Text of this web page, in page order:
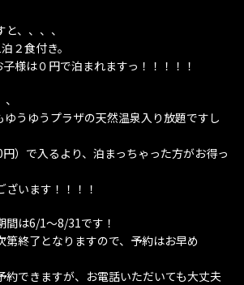
、、、、
２食付き。
様は０円で泊まれますっ！！！！！
ゆうゆうプラザの天然温泉入り放題ですし
）で入るより、泊まっちゃった方がお得っ
います！！！！
間は6/1〜8/31です！
第終了となりますので、予約はお早め
約できますが、お電話いただいても大丈夫